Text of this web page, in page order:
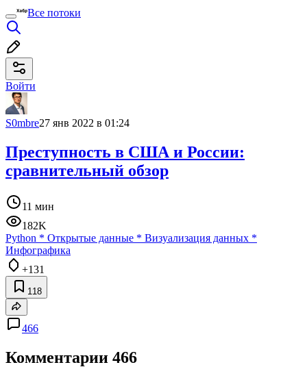
Все потоки
Войти
S0mbre27 янв 2022 в 01:24
Преступность в США и России:
сравнительный обзор
11 мин
182K
Python * Открытые данные * Визуализация данных *
Инфографика
+131
118
466
Комментарии 466